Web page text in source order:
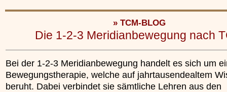
» TCM-BLOG
Die 1-2-3 Meridianbewegung nach
Bei der 1-2-3 Meridianbewegung handelt es sich um
Bewegungstherapie, welche auf jahrtausendealtem
beruht. Dabei verbindet sie sämtliche Lehren aus den